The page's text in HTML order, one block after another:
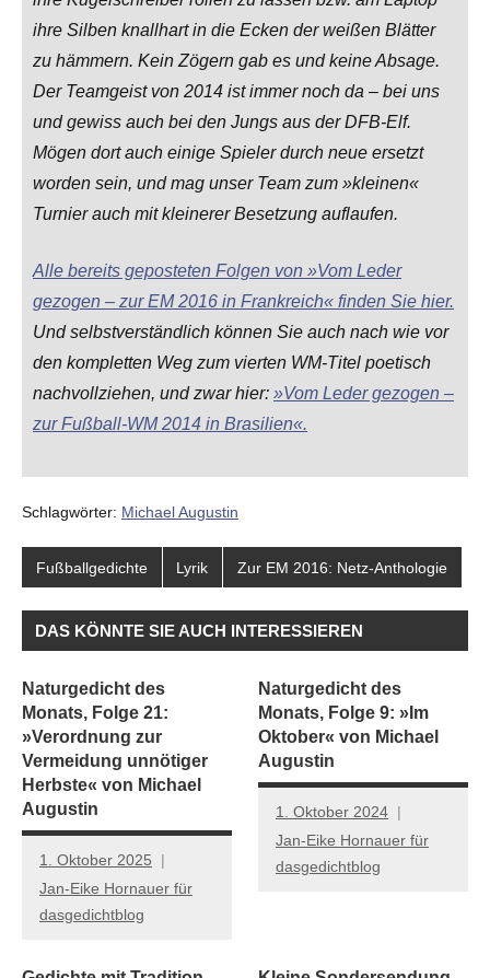
ihre Silben knallhart in die Ecken der weißen Blätter
zu hämmern. Kein Zögern gab es und keine Absage.
Der Teamgeist von 2014 ist immer noch da – bei uns
und gewiss auch bei den Jungs aus der DFB-Elf.
Mögen dort auch einige Spieler durch neue ersetzt
worden sein, und mag unser Team zum »kleinen«
Turnier auch mit kleinerer Besetzung auflaufen.
Alle bereits geposteten Folgen von »Vom Leder
gezogen – zur EM 2016 in Frankreich« finden Sie hier.
Und selbstverständlich können Sie auch nach wie vor
den kompletten Weg zum vierten WM-Titel poetisch
nachvollziehen, und zwar hier: »Vom Leder gezogen –
zur Fußball-WM 2014 in Brasilien«.
Schlagwörter: Michael Augustin
Fußballgedichte Lyrik Zur EM 2016: Netz-Anthologie
DAS KÖNNTE SIE AUCH INTERESSIEREN
Naturgedicht des
Monats, Folge 21:
»Verordnung zur
Vermeidung unnötiger
Herbste« von Michael
Augustin
1. Oktober 2025
Jan-Eike Hornauer für
dasgedichtblog
Naturgedicht des
Monats, Folge 9: »Im
Oktober« von Michael
Augustin
1. Oktober 2024
Jan-Eike Hornauer für
dasgedichtblog